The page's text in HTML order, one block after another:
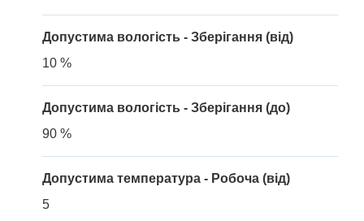
Допустима вологість - Зберігання (від)
10 %
Допустима вологість - Зберігання (до)
90 %
Допустима температура - Робоча (від)
5